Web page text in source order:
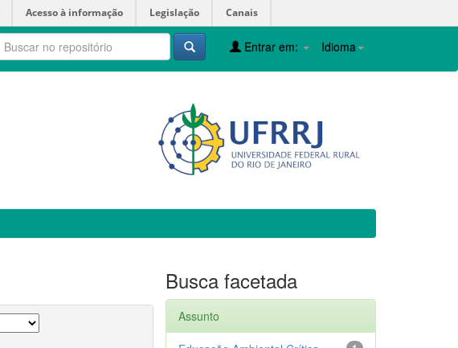
Acesso à informação Legislação Canais
Idioma
Entrar em:
Busca facetada
Assunto